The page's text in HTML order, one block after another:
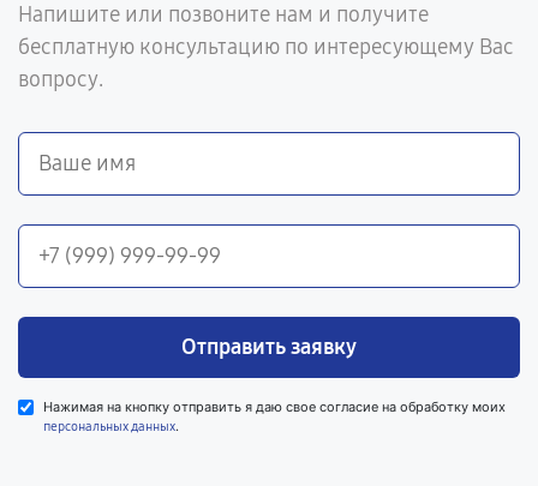
Напишите или позвоните нам и получите
бесплатную консультацию по интересующему Вас
вопросу.
Отправить заявку
Нажимая на кнопку отправить я даю свое согласие на обработку моих
персональных данных.